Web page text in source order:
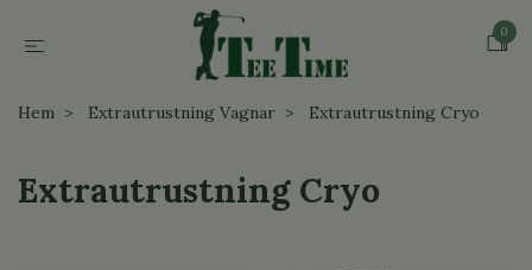
0
Hem Extrautrustning Vagnar Extrautrustning Cryo
Extrautrustning Cryo